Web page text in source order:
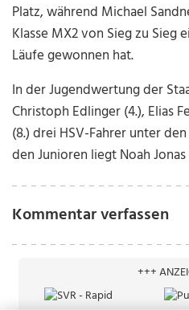
Platz, während Michael
Klasse MX2 von Sieg zu Sieg
Läufe gewonnen hat.
In der Jugendwertung der
Christoph Edlinger (4.), Elias
(8.) drei HSV-Fahrer unter
den Junioren liegt Noah
Kommentar verfassen
+++